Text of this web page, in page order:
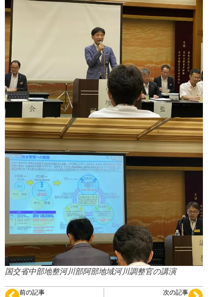
国交省中部地整河川部阿部地域河川調整官の講演
前の記事 次の記事